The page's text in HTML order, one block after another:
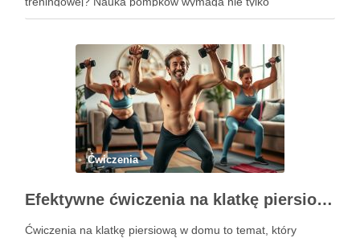
determinacji, ale także zrozumienia poprawnej formy i
Ćwiczenia
Efektywne ćwiczenia na klatkę piersiową w domu – przewodnik po treningu
Ćwiczenia na klatkę piersiową w domu to temat, który